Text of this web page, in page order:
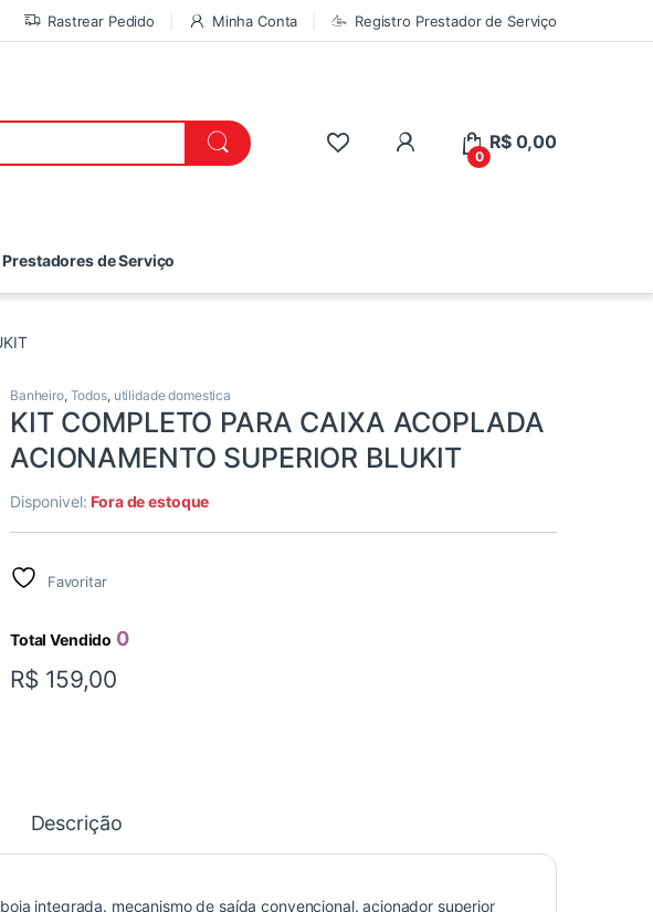
Rastrear Pedido Minha Conta Registro Prestador de Serviço
0
R$0,00
Prestadores de Serviço
Banheiro, Todos, utilidade domestica
KIT COMPLETO PARA CAIXA ACOPLADA
ACIONAMENTO SUPERIOR BLUKIT
Disponivel:Fora de estoque
Favoritar
Total Vendido 0
R$ 159,00
Descrição
integrada. mecanismo de saída convencional. acionador superior